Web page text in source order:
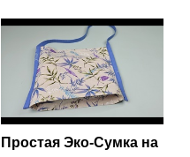
Простая Эко-Сумка на